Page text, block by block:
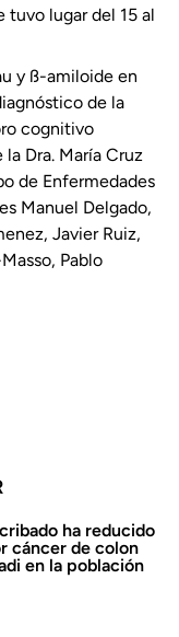
tuvo lugar del 15 al
y ß-amiloide en
de la
cognitivo
Dra. María Cruz
de Enfermedades
Manuel Delgado,
Javier Ruiz,
Pablo
ha reducido
cáncer de colon
en la población